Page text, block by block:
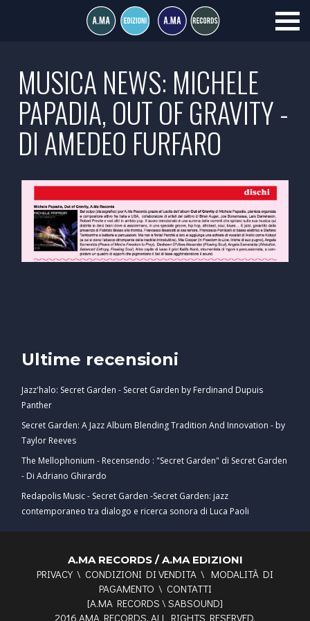
MUSICA NEWS: MICHELE
PAPADIA, OUT OF GRAVITY -
DI AMEDEO FURFARO
Ultime recensioni
Jazz'halo: Secret Garden - Secret Garden by Ferdinand Dupuis
Panther
Secret Garden: A Jazz Album Blending Tradition And Innovation - by
Taylor Reeves
The Mellophonium - Recensendo : "Secret Garden" di Secret Garden
- Di Adriano Ghirardo
Redapolis Music - Secret Garden -Secret Garden: jazz
contemporaneo tra dialogo e ricerca sonora di Luca Paoli
A.MA RECORDS / A.MA EDIZIONI
PRIVACY \ CONDIZIONI DI VENDITA \ MODALITÀ DI
PAGAMENTO \ CONTATTI
[A.MA RECORDS \ SABSOUND]
2016 AMA RECORDS. ALL RIGHTS RESERVED.